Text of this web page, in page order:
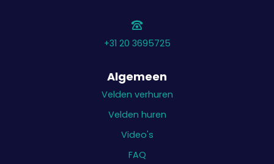
+31 20 3695725
Algemeen
Velden verhuren
Velden huren
Video's
FAQ